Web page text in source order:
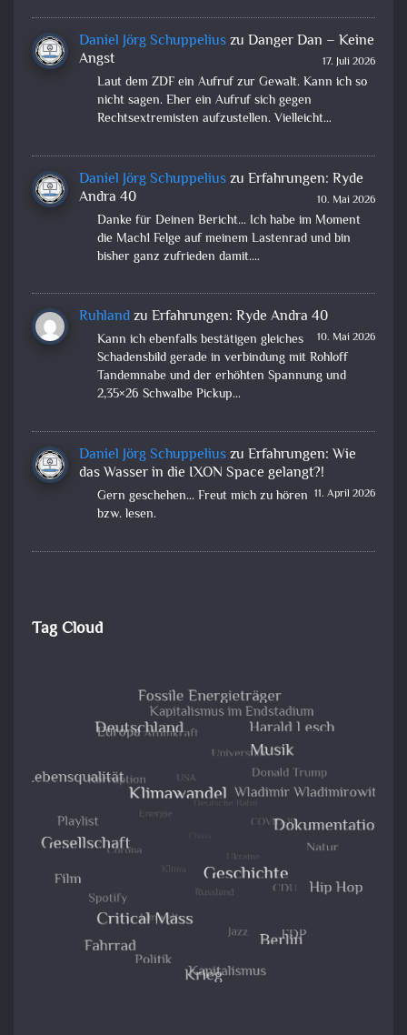
Daniel Jörg Schuppeliuszu Danger Dan – Keine
Angst
17. Juli 2026
Laut dem ZDF ein Aufruf zur Gewalt. Kann ich so
nicht sagen. Eher ein Aufruf sich gegen
Rechtsextremisten aufzustellen. Vielleicht…
Daniel Jörg Schuppeliuszu Erfahrungen: Ryde
Andra 40
10. Mai 2026
Danke für Deinen Bericht... Ich habe im Moment
die Mach1 Felge auf meinem Lastenrad und bin
bisher ganz zufrieden damit.…
Ruhlandzu Erfahrungen: Ryde Andra 40
10. Mai 2026
Kann ich ebenfalls bestätigen gleiches
Schadensbild gerade in verbindung mit Rohloff
Tandemnabe und der erhöhten Spannung und
2,35×26 Schwalbe Pickup…
Daniel Jörg Schuppeliuszu Erfahrungen: Wie
das Wasser in die IXON Space gelangt?!
11. April 2026
Gern geschehen... Freut mich zu hören
bzw. lesen.
Tag Cloud